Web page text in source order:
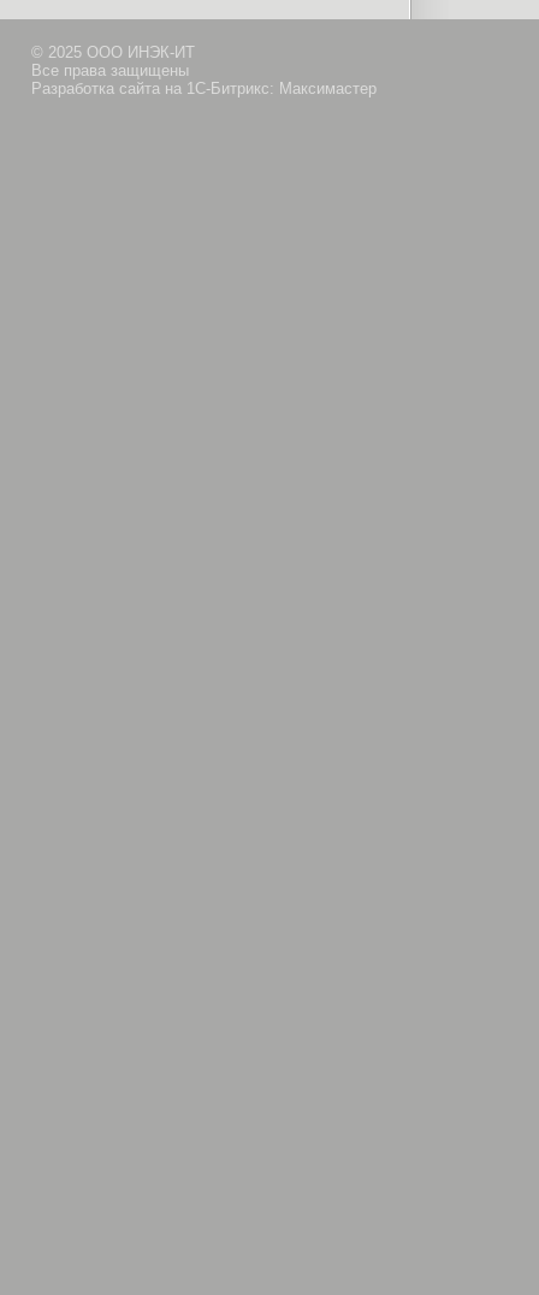
© 2025 ООО ИНЭК-ИТ
Все права защищены
Разработка сайта на 1С-Битрикс: Максимастер